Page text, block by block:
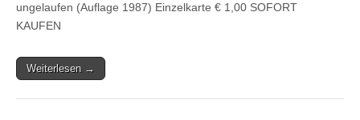
ungelaufen (Auflage 1987) Einzelkarte € 1,00 SOFORT
KAUFEN
Weiterlesen →